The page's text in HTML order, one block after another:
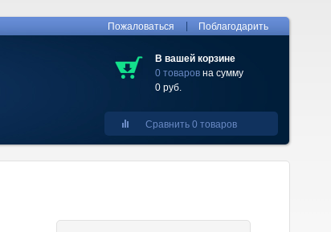
Пожаловаться Поблагодарить
В вашей корзине
0 товаров на сумму
0 руб.
Сравнить 0 товаров